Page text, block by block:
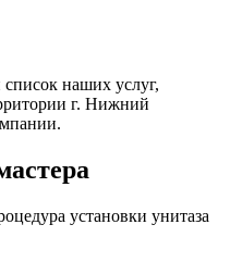
наших услуг,
г. Нижний
установки унитаза